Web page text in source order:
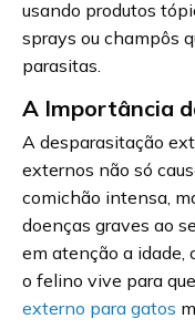
usando produtos
sprays ou champôs
parasitas.
A Importância
A desparasitação
externos não só
comichão intensa,
doenças graves ao
em atenção a idade,
o felino vive para
externo para gatos